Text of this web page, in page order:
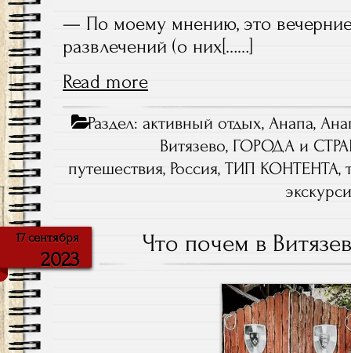
— По моему мнению, это
развлечений (о них[……]
Read more
Раздел: активный отдых,Анапа,
Витязево, ГОРОДА и
путешествия, Россия,ТИП КОНТЕНТА,
17 сентября
2023
Что почем в